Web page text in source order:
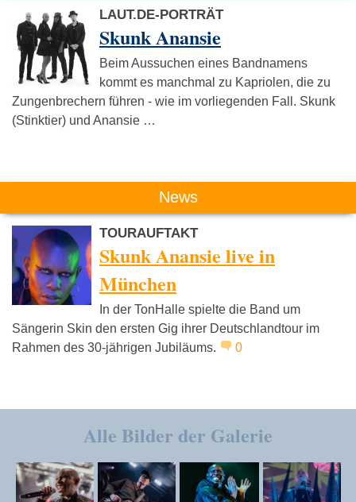
LAUT.DE-PORTRÄT
Skunk Anansie
Beim Aussuchen eines Bandnamens
kommt es manchmal zu Kapriolen, die zu
Zungenbrechern führen - wie im vorliegenden Fall. Skunk
(Stinktier) und Anansie …
News
TOURAUFTAKT
Skunk Anansie live in
München
In der TonHalle spielte die Band um
Sängerin Skin den ersten Gig ihrer Deutschlandtour im
Rahmen des 30-jährigen Jubiläums.
0
Alle Bilder der Galerie